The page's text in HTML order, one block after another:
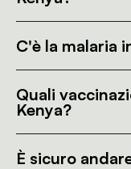
C'è la malaria
Quali
Kenya?
È sicuro